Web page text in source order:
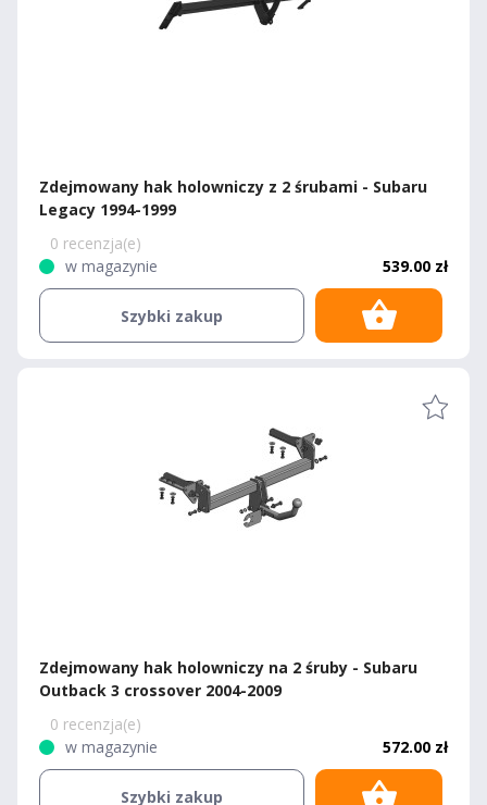
Zdejmowany hak holowniczy z 2 śrubami - Subaru
Legacy 1994-1999
0 recenzja(e)
w magazynie
539.00 zł
Szybki zakup
Zdejmowany hak holowniczy na 2 śruby - Subaru
Outback 3 crossover 2004-2009
0 recenzja(e)
w magazynie
572.00 zł
Szybki zakup